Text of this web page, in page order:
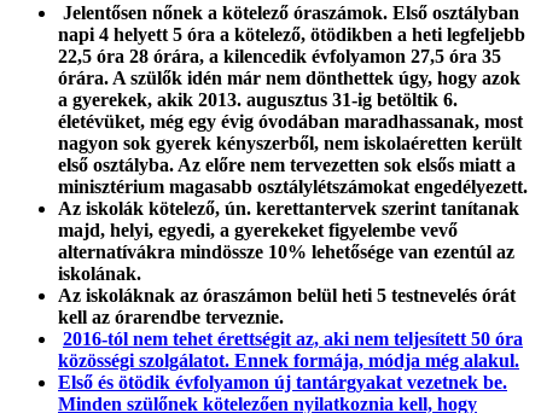
Jelentősen nőnek a kötelező óraszámok. Első osztályban
napi 4 helyett 5 óra a kötelező, ötödikben a heti legfeljebb
22,5 óra 28 órára, a kilencedik évfolyamon 27,5 óra 35
órára. A szülők idén már nem dönthettek úgy, hogy azok
a gyerekek, akik 2013. augusztus 31-ig betöltik 6.
életévüket, még egy évig óvodában maradhassanak, most
nagyon sok gyerek kényszerből, nem iskolaéretten került
első osztályba. Az előre nem tervezetten sok elsős miatt a
minisztérium magasabb osztálylétszámokat engedélyezett.
Az iskolák kötelező, ún. kerettantervek szerint tanítanak
majd, helyi, egyedi, a gyerekeket figyelembe vevő
alternatívákra mindössze 10% lehetősége van ezentúl az
iskolának.
Az iskoláknak az óraszámon belül heti 5 testnevelés órát
kell az órarendbe terveznie.
2016-tól nem tehet érettségit az, aki nem teljesített 50 óra
közösségi szolgálatot. Ennek formája, módja még alakul.
Első és ötödik évfolyamon új tantárgyakat vezetnek be.
Minden szülőnek kötelezően nyilatkoznia kell, hogy